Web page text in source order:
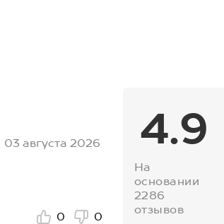
4.9
На
основании
2286
отзывов
03 августа 2026
0 0